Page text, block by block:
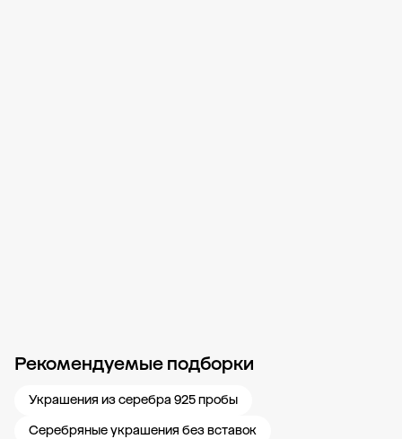
Рекомендуемые подборки
Украшения из серебра 925 пробы
Серебряные украшения без вставок
Новости компании Журнал ЗОЛОТОЙ Блог